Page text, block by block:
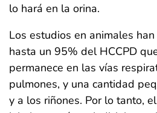
lo hará en la orina.
Los estudios en animales
hasta un 95% del HCCPD
permanece en las vías
pulmones, y una cantidad
y a los riñones. Por lo tanto,